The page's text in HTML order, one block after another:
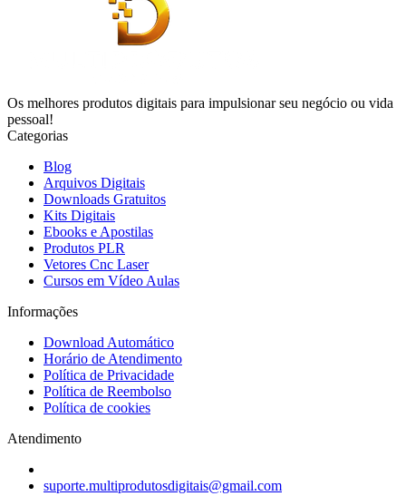
Os melhores produtos digitais para impulsionar seu negócio ou vida
pessoal!
Categorias
Blog
Arquivos Digitais
Downloads Gratuitos
Kits Digitais
Ebooks e Apostilas
Produtos PLR
Vetores Cnc Laser
Cursos em Vídeo Aulas
Informações
Download Automático
Horário de Atendimento
Política de Privacidade
Política de Reembolso
Política de cookies
Atendimento
suporte.multiprodutosdigitais@gmail.com